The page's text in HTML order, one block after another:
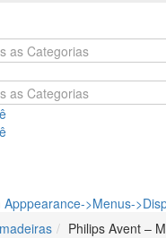
Apppearance->Menus-
Philips Avent –